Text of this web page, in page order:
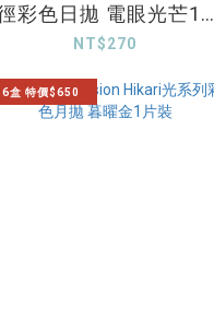
彩色日拋 電眼光芒10
片裝
NT$270
6盒 特價$650